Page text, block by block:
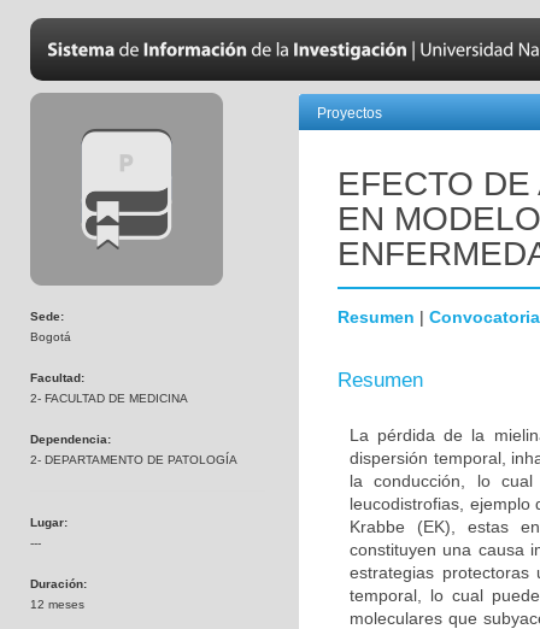
Sede:
Bogotá
Facultad:
2- FACULTAD DE MEDICINA
Dependencia:
2- DEPARTAMENTO DE PATOLOGÍA
Lugar:
---
Duración:
12 meses
Proyectos
EFECTO
EN
Resumen | Convocatoria
Resumen
La pérdida de la
dispersión temporal,
la conducción, lo cual
leucodistrofias,
Krabbe (EK), estas
constituyen una causa
estrategias protectoras
temporal, lo cual
moleculares que